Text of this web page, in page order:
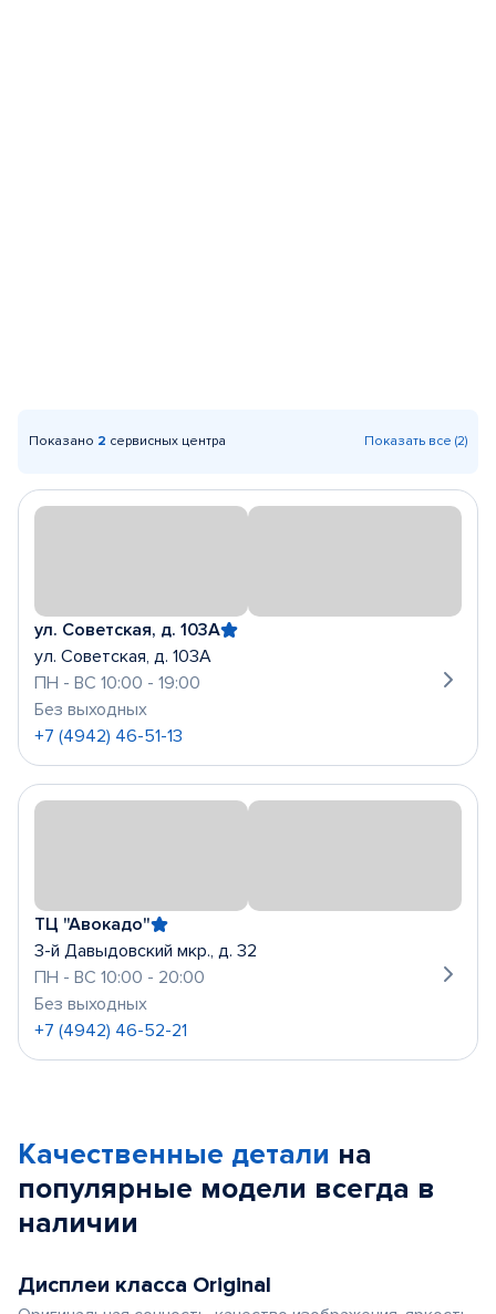
Показано 2 сервисных центра Показать все (2)
ул. Советская, д. 103А
ул. Советская, д. 103А
ПН - ВС 10:00 - 19:00
Без выходных
+7 (4942) 46-51-13
ТЦ "Авокадо"
3-й Давыдовский мкр., д. 32
ПН - ВС 10:00 - 20:00
Без выходных
+7 (4942) 46-52-21
Качественные детали на
популярные модели всегда в
наличии
Дисплеи класса Original